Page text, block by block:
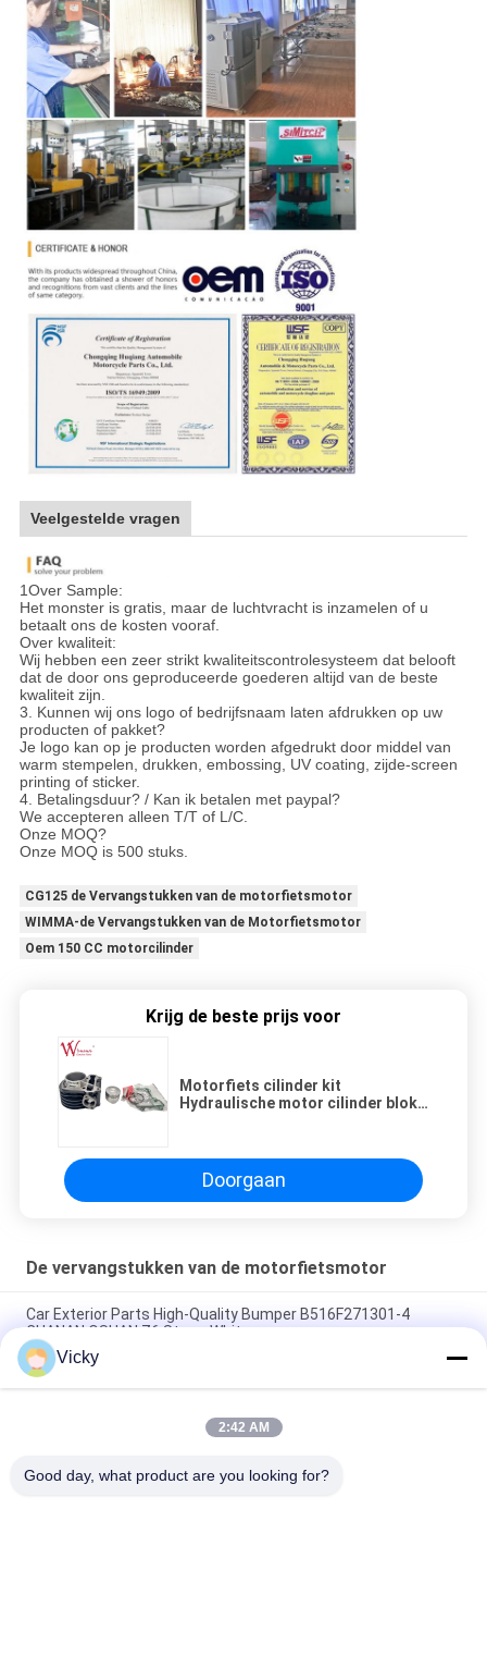
Veelgestelde vragen
1Over Sample:
Het monster is gratis, maar de luchtvracht is inzamelen of u
betaalt ons de kosten vooraf.
Over kwaliteit:
Wij hebben een zeer strikt kwaliteitscontrolesysteem dat belooft
dat de door ons geproduceerde goederen altijd van de beste
kwaliteit zijn.
3. Kunnen wij ons logo of bedrijfsnaam laten afdrukken op uw
producten of pakket?
Je logo kan op je producten worden afgedrukt door middel van
warm stempelen, drukken, embossing, UV coating, zijde-screen
printing of sticker.
4. Betalingsduur? / Kan ik betalen met paypal?
We accepteren alleen T/T of L/C.
Onze MOQ?
Onze MOQ is 500 stuks.
CG125 de Vervangstukken van de motorfietsmotor
WIMMA-de Vervangstukken van de Motorfietsmotor
Oem 150 CC motorcilinder
Krijg de beste prijs voor
Motorfiets cilinder kit
Hydraulische motor cilinder blok
Doorgaan
De vervangstukken van de motorfietsmotor
Car Exterior Parts High-Quality Bumper B516F271301-4
CHANAN OSHAN​ Z6 Starry White
Startmotor Honda EX5 Motorfiets motor onderdelen
goedkoop groothandel met hoge prestaties
Motorfietsversteker voor CPR8EAIX-9 China Leveranciers
Vicky
2:42 AM
Good day, what product are you looking for?